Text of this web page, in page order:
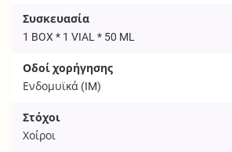
Συσκευασία
1 BOX * 1 VIAL * 50 ML
Οδοί χορήγησης
Ενδομυϊκά (IM)
Στόχοι
Χοίροι